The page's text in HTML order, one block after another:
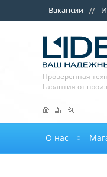
Вакансии
Проверенная
Гарантия от
О нас